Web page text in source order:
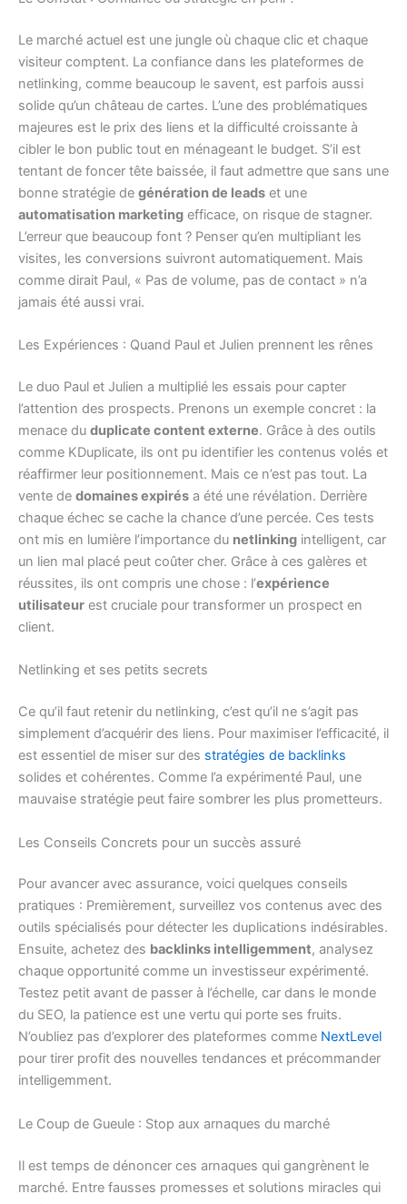
Le marché actuel est une jungle où chaque clic et chaque
visiteur comptent. La confiance dans les plateformes de
netlinking, comme beaucoup le savent, est parfois aussi
solide qu’un château de cartes. L’une des problématiques
majeures est le prix des liens et la difficulté croissante à
cibler le bon public tout en ménageant le budget. S’il est
tentant de foncer tête baissée, il faut admettre que sans une
bonne stratégie de génération de leads et une
automatisation marketing efficace, on risque de stagner.
L’erreur que beaucoup font ? Penser qu’en multipliant les
visites, les conversions suivront automatiquement. Mais
comme dirait Paul, « Pas de volume, pas de contact » n’a
jamais été aussi vrai.
Les Expériences : Quand Paul et Julien prennent les rênes
Le duo Paul et Julien a multiplié les essais pour capter
l’attention des prospects. Prenons un exemple concret : la
menace du duplicate content externe. Grâce à des outils
comme KDuplicate, ils ont pu identifier les contenus volés et
réaffirmer leur positionnement. Mais ce n’est pas tout. La
vente de domaines expirés a été une révélation. Derrière
chaque échec se cache la chance d’une percée. Ces tests
ont mis en lumière l’importance du netlinking intelligent, car
un lien mal placé peut coûter cher. Grâce à ces galères et
réussites, ils ont compris une chose : l’expérience
utilisateur est cruciale pour transformer un prospect en
client.
Netlinking et ses petits secrets
Ce qu’il faut retenir du netlinking, c’est qu’il ne s’agit pas
simplement d’acquérir des liens. Pour maximiser l’efficacité, il
est essentiel de miser sur des stratégies de backlinks
solides et cohérentes. Comme l’a expérimenté Paul, une
mauvaise stratégie peut faire sombrer les plus prometteurs.
Les Conseils Concrets pour un succès assuré
Pour avancer avec assurance, voici quelques conseils
pratiques : Premièrement, surveillez vos contenus avec des
outils spécialisés pour détecter les duplications indésirables.
Ensuite, achetez des backlinks intelligemment, analysez
chaque opportunité comme un investisseur expérimenté.
Testez petit avant de passer à l’échelle, car dans le monde
du SEO, la patience est une vertu qui porte ses fruits.
N’oubliez pas d’explorer des plateformes comme NextLevel
pour tirer profit des nouvelles tendances et précommander
intelligemment.
Le Coup de Gueule : Stop aux arnaques du marché
Il est temps de dénoncer ces arnaques qui gangrènent le
marché. Entre fausses promesses et solutions miracles qui